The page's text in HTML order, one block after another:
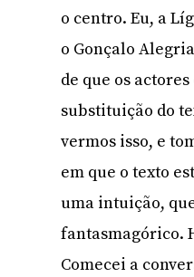
o centro. Eu, a
o Gonçalo
de que os
substituição do
vermos isso, e
em que o texto
uma intuição,
fantasmagórico.
Comecei a